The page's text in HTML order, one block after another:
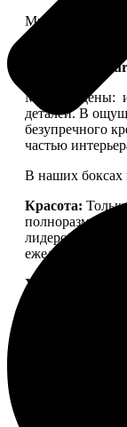
Мы запускаем
осознанной
Философия
Мы убеждены:
деталей. В
безупречного
частью
В наших боксах
Красота:
лидеров бьюти-
ежедневную
Уют:
Детали
свечей для
уникальной
себе. Это
идеальное